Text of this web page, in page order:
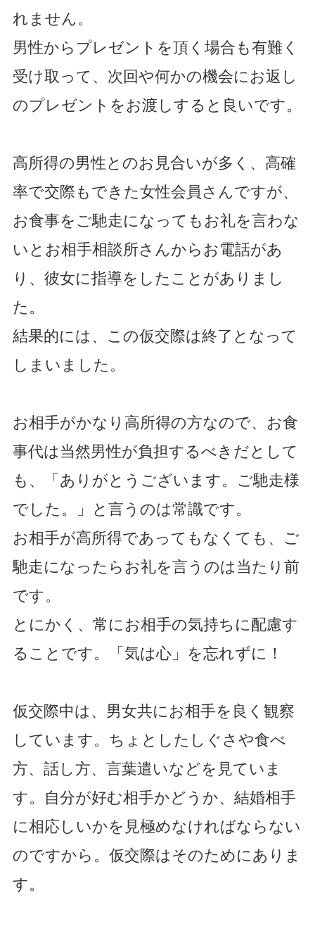
れません。
男性からプレゼントを頂く場合も有難く
受け取って、次回や何かの機会にお返し
のプレゼントをお渡しすると良いです。
高所得の男性とのお見合いが多く、高確
率で交際もできた女性会員さんですが、
お食事をご馳走になってもお礼を言わな
いとお相手相談所さんからお電話があ
り、彼女に指導をしたことがありまし
た。
結果的には、この仮交際は終了となって
しまいました。
お相手がかなり高所得の方なので、お食
事代は当然男性が負担するべきだとして
も、「ありがとうございます。ご馳走様
でした。」と言うのは常識です。
お相手が高所得であってもなくても、ご
馳走になったらお礼を言うのは当たり前
です。
とにかく、常にお相手の気持ちに配慮す
ることです。「気は心」を忘れずに！
仮交際中は、男女共にお相手を良く観察
しています。ちょとしたしぐさや食べ
方、話し方、言葉遣いなどを見ていま
す。自分が好む相手かどうか、結婚相手
に相応しいかを見極めなければならない
のですから。仮交際はそのためにありま
す。